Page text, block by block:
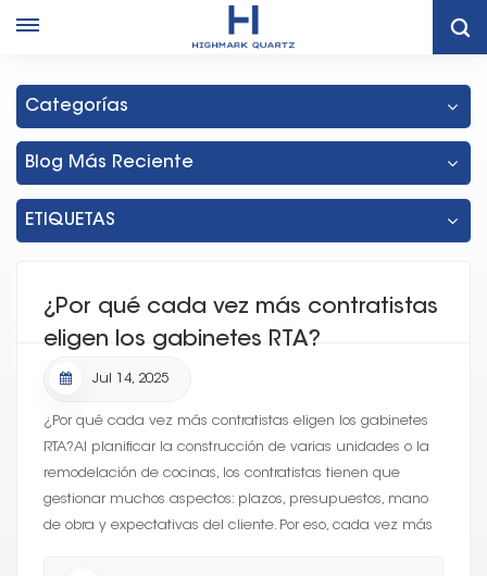
Gabinete Del RTA De Tailandia
Categorías
Blog Más Reciente
ETIQUETAS
¿Por qué cada vez más contratistas
eligen los gabinetes RTA?
Jul 14, 2025
¿Por qué cada vez más contratistas eligen los gabinetes
RTA?Al planificar la construcción de varias unidades o la
remodelación de cocinas, los contratistas tienen que
gestionar muchos aspectos: plazos, presupuestos, mano
de obra y expectativas del cliente. Por eso, cada vez más